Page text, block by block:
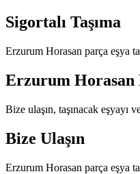
Sigortalı Taşıma
Erzurum Horasan parça eşya
Erzurum Horasan
Bize ulaşın, taşınacak
Bize Ulaşın
Erzurum Horasan parça eşya